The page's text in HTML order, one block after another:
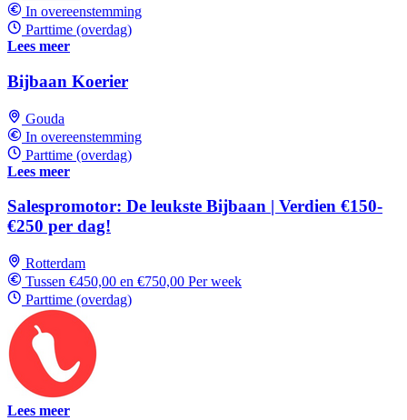
In overeenstemming
Parttime (overdag)
Lees meer
Bijbaan Koerier
Gouda
In overeenstemming
Parttime (overdag)
Lees meer
Salespromotor: De leukste Bijbaan | Verdien €150-
€250 per dag!
Rotterdam
Tussen €450,00 en €750,00 Per week
Parttime (overdag)
Lees meer